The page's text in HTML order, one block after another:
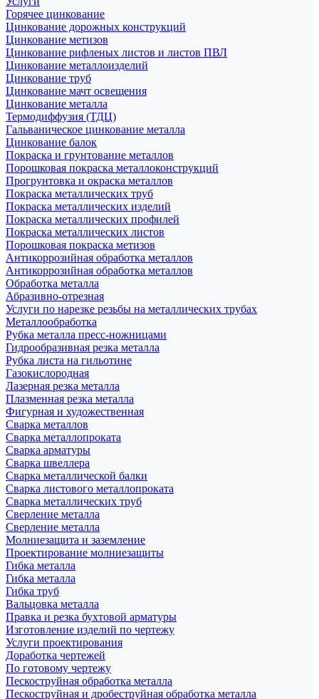
Горячее цинкование
Цинкование дорожных конструкций
Цинкование метизов
Цинкование рифленых листов и листов ПВЛ
Цинкование металлоизделий
Цинкование труб
Цинкование мачт освещения
Цинкование металла
Термодиффузия (ТДЦ)
Гальваническое цинкование металла
Цинкование балок
Покраска и грунтование металлов
Порошковая покраска металлоконструкций
Прогрунтовка и окраска металлов
Покраска металлических труб
Покраска металлических изделий
Покраска металлических профилей
Покраска металлических листов
Порошковая покраска метизов
Антикоррозийная обработка металлов
Антикоррозийная обработка металлов
Обработка металла
Абразивно-отрезная
Услуги по нарезке резьбы на металлических трубах
Металлообработка
Рубка металла пресс-ножницами
Гидрообразивная резка металла
Рубка листа на гильотине
Газокислородная
Лазерная резка металла
Плазменная резка металла
Фигурная и художественная
Сварка металлов
Сварка металлопроката
Сварка арматуры
Сварка швеллера
Сварка металлической балки
Сварка листового металлопроката
Сварка металлических труб
Сверление металла
Сверление металла
Молниезащита и заземление
Проектирование молниезащиты
Гибка металла
Гибка металла
Гибка труб
Вальцовка металла
Правка и резка бухтовой арматуры
Изготовление изделий по чертежу
Услуги проектирования
Доработка чертежей
По готовому чертежу
Пескоструйная обработка металла
Пескоструйная и дробеструйная обработка металла